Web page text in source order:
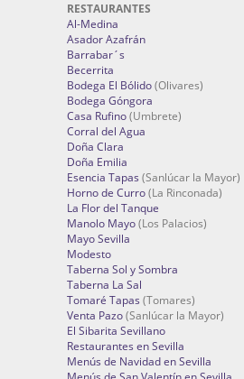
RESTAURANTES
Al-Medina
Asador Azafrán
Barrabar´s
Becerrita
Bodega El Bólido(Olivares)
Bodega Góngora
Casa Rufino(Umbrete)
Corral del Agua
Doña Clara
Doña Emilia
Esencia Tapas (Sanlúcar la Mayor)
Horno de Curro(La Rinconada)
La Flor del Tanque
Manolo Mayo(Los Palacios)
Mayo Sevilla
Modesto
Taberna Sol y Sombra
Taberna La Sal
Tomaré Tapas (Tomares)
Venta Pazo(Sanlúcar la Mayor)
El Sibarita Sevillano
Restaurantes en Sevilla
Menús de Navidad en Sevilla